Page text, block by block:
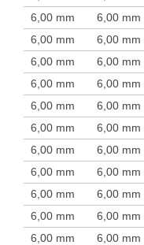
6,00 mm
6,00 mm
6,00 mm
6,00 mm
6,00 mm
6,00 mm
6,00 mm
6,00 mm
6,00 mm
6,00 mm
6,00 mm
6,00 mm
6,00 mm
6,00 mm
6,00 mm
6,00 mm
6,00 mm
6,00 mm
6,00 mm
6,00 mm
6,00 mm
6,00 mm